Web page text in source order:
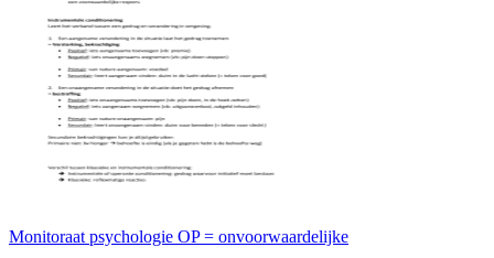
Monitoraat psychologie OP = onvoorwaardelijke